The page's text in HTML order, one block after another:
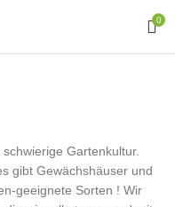
0
Gartenkultur.
gibt Gewächshäuser und
geeignete Sorten ! Wir